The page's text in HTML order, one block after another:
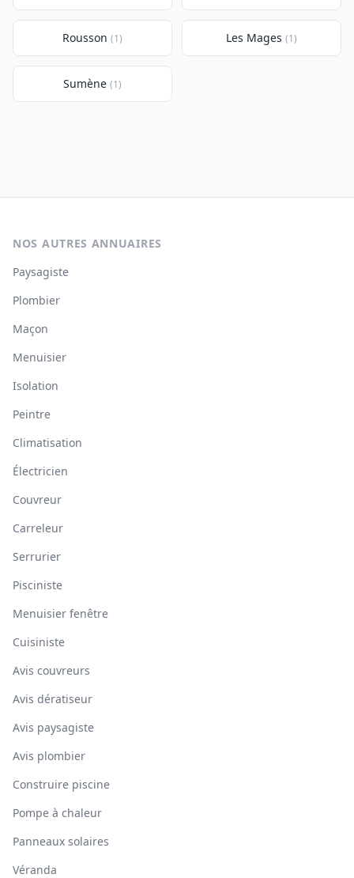
Rousson (1) Les Mages (1)
Sumène (1)
NOS AUTRES ANNUAIRES
Paysagiste
Plombier
Maçon
Menuisier
Isolation
Peintre
Climatisation
Électricien
Couvreur
Carreleur
Serrurier
Pisciniste
Menuisier fenêtre
Cuisiniste
Avis couvreurs
Avis dératiseur
Avis paysagiste
Avis plombier
Construire piscine
Pompe à chaleur
Panneaux solaires
Véranda